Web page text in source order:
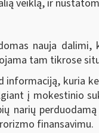
veiklą, ir
nauja
tam tikrose
informaciją, kuria
į mokestinio
narių
finansavimu.